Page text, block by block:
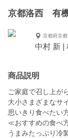
京都洛西 有機
京都府京
中村 新 |
商品説明
ご家庭で召し上が
大小さまざまなサ
思いきり食べたい
≪おすすめの食べ
うまみたっぷり冷